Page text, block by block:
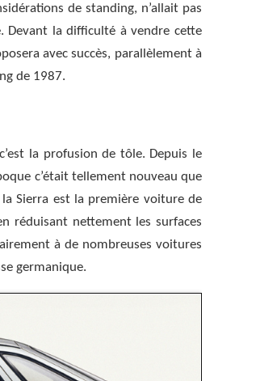
de standing, n’allait pas
Devant la difficulté à vendre cette
avec succès, parallèlement à
de 1987.
la profusion de tôle. Depuis le
c’était tellement nouveau que
Sierra est la première voiture de
réduisant nettement les surfaces
à de nombreuses voitures
germanique.